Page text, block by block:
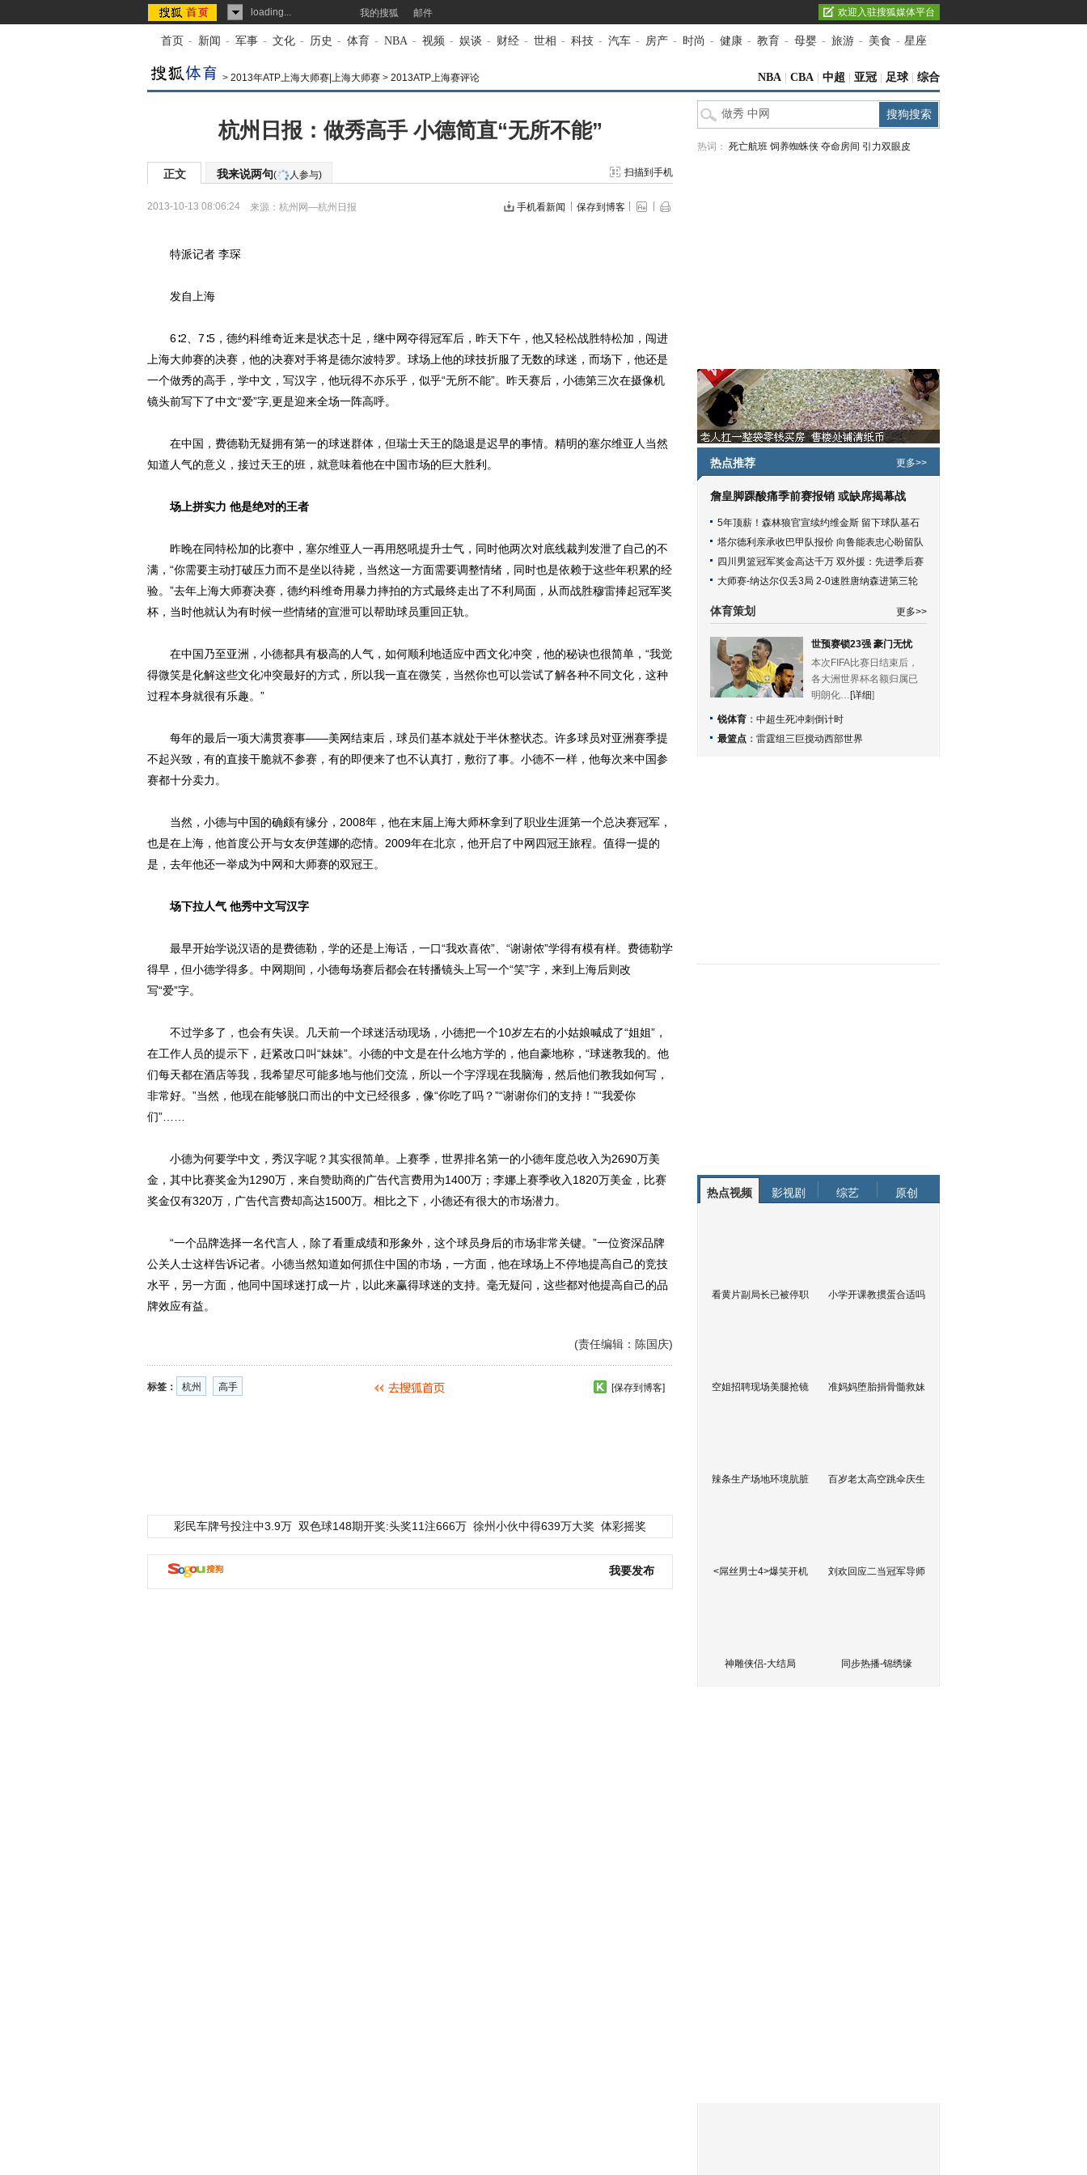
loading... 我的搜狐 邮件 欢迎入驻搜狐媒体平台
首页 - 新闻 - 军事 - 文化 - 历史 - 体育 - NBA - 视频 - 娱谈 - 财经 - 世相 - 科技 - 汽车 - 房产 - 时尚 - 健康 - 教育 - 母婴 - 旅游 - 美食 - 星座
> 2013年ATP上海大师赛|上海大师赛 > 2013ATP上海赛评论 NBA CBA 中超 亚冠 足球 综合
杭州日报：做秀高手 小德简直“无所不能”
正文 我来说两句( 人参与) 扫描到手机
2013-10-13 08:06:24 来源： 杭州网—杭州日报 手机看新闻 保存到博客
特派记者 李琛
发自上海
6∶2、7∶5，德约科维奇近来是状态十足，继中网夺得冠军后，昨天下午，他又轻松战胜特松加，闯进
上海大帅赛的决赛，他的决赛对手将是德尔波特罗。球场上他的球技折服了无数的球迷，而场下，他还是
一个做秀的高手，学中文，写汉字，他玩得不亦乐乎，似乎“无所不能”。昨天赛后，小德第三次在摄像机
镜头前写下了中文“爱”字,更是迎来全场一阵高呼。
在中国，费德勒无疑拥有第一的球迷群体，但瑞士天王的隐退是迟早的事情。精明的塞尔维亚人当然
知道人气的意义，接过天王的班，就意味着他在中国市场的巨大胜利。
场上拼实力 他是绝对的王者
昨晚在同特松加的比赛中，塞尔维亚人一再用怒吼提升士气，同时他两次对底线裁判发泄了自己的不
满，“你需要主动打破压力而不是坐以待毙，当然这一方面需要调整情绪，同时也是依赖于这些年积累的经
验。”去年上海大师赛决赛，德约科维奇用暴力摔拍的方式最终走出了不利局面，从而战胜穆雷捧起冠军奖
杯，当时他就认为有时候一些情绪的宣泄可以帮助球员重回正轨。
在中国乃至亚洲，小德都具有极高的人气，如何顺利地适应中西文化冲突，他的秘诀也很简单，“我觉
得微笑是化解这些文化冲突最好的方式，所以我一直在微笑，当然你也可以尝试了解各种不同文化，这种
过程本身就很有乐趣。”
每年的最后一项大满贯赛事——美网结束后，球员们基本就处于半休整状态。许多球员对亚洲赛季提
不起兴致，有的直接干脆就不参赛，有的即便来了也不认真打，敷衍了事。小德不一样，他每次来中国参
赛都十分卖力。
当然，小德与中国的确颇有缘分，2008年，他在末届上海大师杯拿到了职业生涯第一个总决赛冠军，
也是在上海，他首度公开与女友伊莲娜的恋情。2009年在北京，他开启了中网四冠王旅程。值得一提的
是，去年他还一举成为中网和大师赛的双冠王。
场下拉人气 他秀中文写汉字
最早开始学说汉语的是费德勒，学的还是上海话，一口“我欢喜侬”、“谢谢侬”学得有模有样。费德勒学
得早，但小德学得多。中网期间，小德每场赛后都会在转播镜头上写一个“笑”字，来到上海后则改
写“爱”字。
不过学多了，也会有失误。几天前一个球迷活动现场，小德把一个10岁左右的小姑娘喊成了“姐姐”，
在工作人员的提示下，赶紧改口叫“妹妹”。小德的中文是在什么地方学的，他自豪地称，“球迷教我的。他
们每天都在酒店等我，我希望尽可能多地与他们交流，所以一个字浮现在我脑海，然后他们教我如何写，
非常好。”当然，他现在能够脱口而出的中文已经很多，像“你吃了吗？”“谢谢你们的支持！”“我爱你
们”……
小德为何要学中文，秀汉字呢？其实很简单。上赛季，世界排名第一的小德年度总收入为2690万美
金，其中比赛奖金为1290万，来自赞助商的广告代言费用为1400万；李娜上赛季收入1820万美金，比赛
奖金仅有320万，广告代言费却高达1500万。相比之下，小德还有很大的市场潜力。
“一个品牌选择一名代言人，除了看重成绩和形象外，这个球员身后的市场非常关键。”一位资深品牌
公关人士这样告诉记者。小德当然知道如何抓住中国的市场，一方面，他在球场上不停地提高自己的竞技
水平，另一方面，他同中国球迷打成一片，以此来赢得球迷的支持。毫无疑问，这些都对他提高自己的品
牌效应有益。
(责任编辑：陈国庆)
标签： 杭州 高手 [保存到博客]
彩民车牌号投注中3.9万 双色球148期开奖:头奖11注666万 徐州小伙中得639万大奖 体彩摇奖
我要发布
热词： 死亡航班 饲养蜘蛛侠 夺命房间 引力双眼皮
热点推荐 更多>>
詹皇脚踝酸痛季前赛报销 或缺席揭幕战
5年顶薪！森林狼官宣续约维金斯 留下球队基石
塔尔德利亲承收巴甲队报价 向鲁能表忠心盼留队
四川男篮冠军奖金高达千万 双外援：先进季后赛
大师赛-纳达尔仅丢3局 2-0速胜唐纳森进第三轮
体育策划 更多>>
世预赛锁23强 豪门无忧
本次FIFA比赛日结束后，
各大洲世界杯名额归属已
明朗化… [详细]
锐体育 ： 中超生死冲刺倒计时
最篮点 ： 雷霆组三巨搅动西部世界
热点视频 影视剧 综艺 原创
看黄片副局长已被停职 小学开课教掼蛋合适吗
空姐招聘现场美腿抢镜 准妈妈堕胎捐骨髓救妹
辣条生产场地环境肮脏 百岁老太高空跳伞庆生
<屌丝男士4>爆笑开机 刘欢回应二当冠军导师
神雕侠侣-大结局 同步热播-锦绣缘